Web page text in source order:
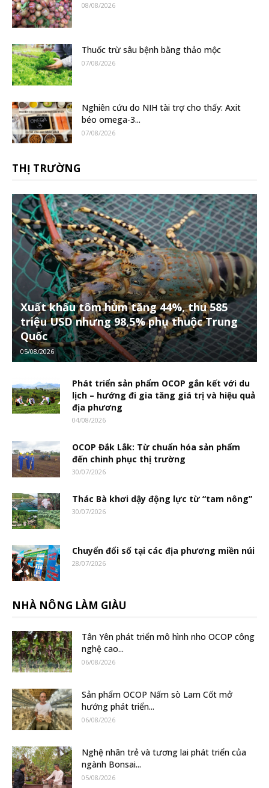
08/08/2026
Thuốc trừ sâu bệnh bằng thảo mộc
07/08/2026
Nghiên cứu do NIH tài trợ cho thấy: Axit
béo omega-3...
07/08/2026
THỊ TRƯỜNG
Xuất khẩu tôm hùm tăng 44%, thu 585
triệu USD nhưng 98,5% phụ thuộc Trung
Quốc
05/08/2026
Phát triển sản phẩm OCOP gắn kết với du
lịch – hướng đi gia tăng giá trị và hiệu quả
địa phương
04/08/2026
OCOP Đắk Lắk: Từ chuẩn hóa sản phẩm
đến chinh phục thị trường
30/07/2026
Thác Bà khơi dậy động lực từ “tam nông”
30/07/2026
Chuyển đổi số tại các địa phương miền núi
28/07/2026
NHÀ NÔNG LÀM GIÀU
Tân Yên phát triển mô hình nho OCOP công
nghệ cao...
06/08/2026
Sản phẩm OCOP Nấm sò Lam Cốt mở
hướng phát triển...
06/08/2026
Nghệ nhân trẻ và tương lai phát triển của
ngành Bonsai...
05/08/2026